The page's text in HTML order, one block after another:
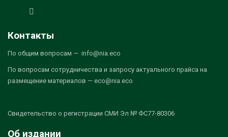
Контакты
По общим вопросам — info@nia.eco
По вопросам сотрудничества и запросу актуального прайса на
размещение материалов — eco@nia.eco
Свидетельство о регистрации СМИ Эл № ФС77-80306
Об издании